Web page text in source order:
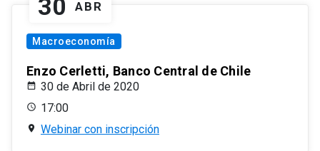
30 ABR
Macroeconomía
Enzo Cerletti, Banco Central de Chile
30 de Abril de 2020
17:00
Webinar con inscripción